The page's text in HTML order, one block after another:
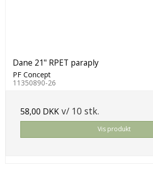
Dane 21" RPET paraply
PF Concept
11350890-26
58,00 DKK v/ 10 stk.
Vis produkt